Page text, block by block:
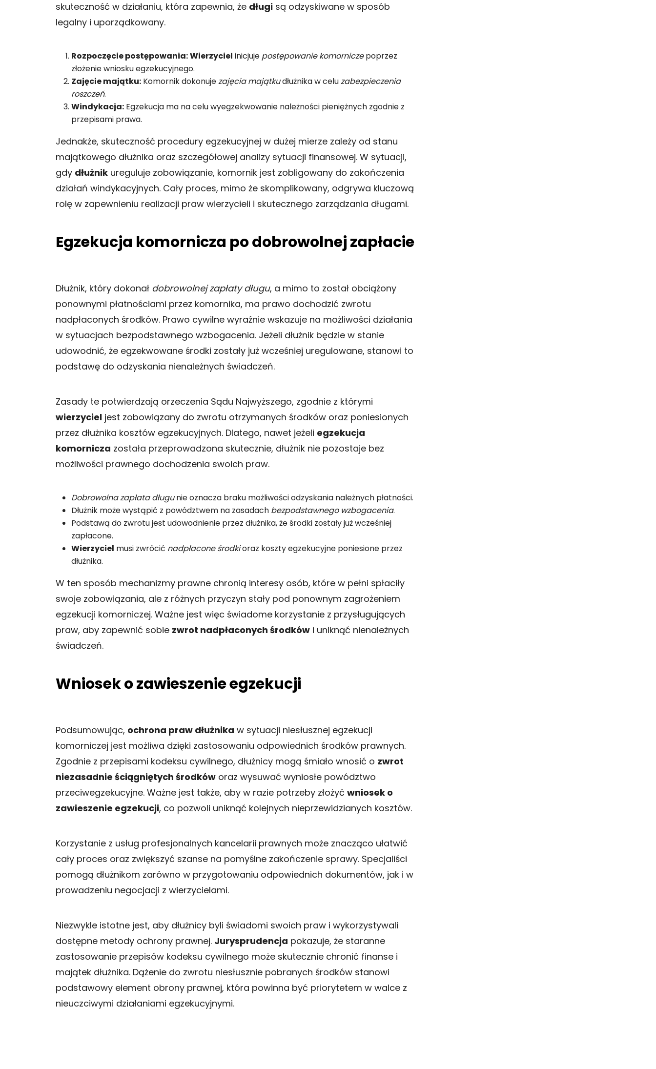
skuteczność w działaniu, która zapewnia, że długi są odzyskiwane w sposób
legalny i uporządkowany.
Rozpoczęcie postępowania:Wierzyciel inicjuje postępowanie komorniczepoprzez
złożenie wniosku egzekucyjnego.
Zajęcie majątku: Komornik dokonujezajęcia majątkudłużnika w celuzabezpieczenia
roszczeń.
Windykacja: Egzekucja ma na celu wyegzekwowanie należności pieniężnych zgodnie z
przepisami prawa.
Jednakże, skuteczność procedury egzekucyjnej w dużej mierze zależy od stanu
majątkowego dłużnika oraz szczegółowej analizy sytuacji finansowej. W sytuacji,
gdy dłużnik ureguluje zobowiązanie, komornik jest zobligowany do zakończenia
działań windykacyjnych. Cały proces, mimo że skomplikowany, odgrywa kluczową
rolę w zapewnieniu realizacji praw wierzycieli i skutecznego zarządzania długami.
Egzekucja komornicza po dobrowolnej zapłacie
Dłużnik, który dokonał dobrowolnej zapłaty długu, a mimo to został obciążony
ponownymi płatnościami przez komornika, ma prawo dochodzić zwrotu
nadpłaconych środków. Prawo cywilne wyraźnie wskazuje na możliwości działania
w sytuacjach bezpodstawnego wzbogacenia. Jeżeli dłużnik będzie w stanie
udowodnić, że egzekwowane środki zostały już wcześniej uregulowane, stanowi to
podstawę do odzyskania nienależnych świadczeń.
Zasady te potwierdzają orzeczenia Sądu Najwyższego, zgodnie z którymi
wierzyciel jest zobowiązany do zwrotu otrzymanych środków oraz poniesionych
przez dłużnika kosztów egzekucyjnych. Dlatego, nawet jeżeli egzekucja
komornicza została przeprowadzona skutecznie, dłużnik nie pozostaje bez
możliwości prawnego dochodzenia swoich praw.
Dobrowolna zapłata długunie oznacza braku możliwości odzyskania należnych płatności.
Dłużnik może wystąpić z powództwem na zasadach bezpodstawnego wzbogacenia.
Podstawą do zwrotu jest udowodnienie przez dłużnika, że środki zostały już wcześniej
zapłacone.
Wierzyciel musi zwrócić nadpłacone środkioraz koszty egzekucyjne poniesione przez
dłużnika.
W ten sposób mechanizmy prawne chronią interesy osób, które w pełni spłaciły
swoje zobowiązania, ale z różnych przyczyn stały pod ponownym zagrożeniem
egzekucji komorniczej. Ważne jest więc świadome korzystanie z przysługujących
praw, aby zapewnić sobie zwrot nadpłaconych środków i uniknąć nienależnych
świadczeń.
Wniosek o zawieszenie egzekucji
Podsumowując, ochrona praw dłużnika w sytuacji niesłusznej egzekucji
komorniczej jest możliwa dzięki zastosowaniu odpowiednich środków prawnych.
Zgodnie z przepisami kodeksu cywilnego, dłużnicy mogą śmiało wnosić o zwrot
niezasadnie ściągniętych środków oraz wysuwać wyniosłe powództwo
przeciwegzekucyjne. Ważne jest także, aby w razie potrzeby złożyć wniosek o
zawieszenie egzekucji, co pozwoli uniknąć kolejnych nieprzewidzianych kosztów.
Korzystanie z usług profesjonalnych kancelarii prawnych może znacząco ułatwić
cały proces oraz zwiększyć szanse na pomyślne zakończenie sprawy. Specjaliści
pomogą dłużnikom zarówno w przygotowaniu odpowiednich dokumentów, jak i w
prowadzeniu negocjacji z wierzycielami.
Niezwykle istotne jest, aby dłużnicy byli świadomi swoich praw i wykorzystywali
dostępne metody ochrony prawnej. Jurysprudencja pokazuje, że staranne
zastosowanie przepisów kodeksu cywilnego może skutecznie chronić finanse i
majątek dłużnika. Dążenie do zwrotu niesłusznie pobranych środków stanowi
podstawowy element obrony prawnej, która powinna być priorytetem w walce z
nieuczciwymi działaniami egzekucyjnymi.